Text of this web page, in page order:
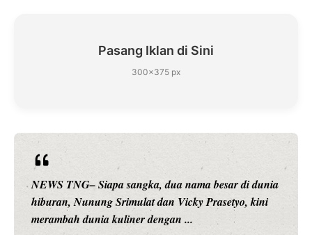
Pasang Iklan di Sini
300×375 px
NEWS TNG– Siapa sangka, dua nama besar di dunia
hiburan, Nunung Srimulat dan Vicky Prasetyo, kini
merambah dunia kuliner dengan ...